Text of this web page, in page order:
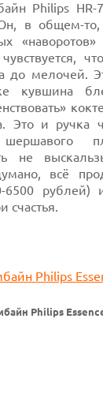
Philips HR-
в общем-то,
до мелочей.
кувшина
Это и ручка
не
всё
6500 рублей)
счастья.
Philips